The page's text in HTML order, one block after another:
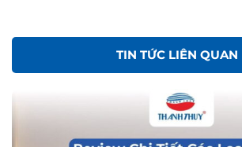
TIN TỨC LIÊN QUAN